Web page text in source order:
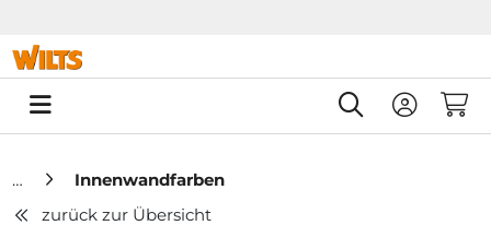
0
Innenwandfarben
zurück zur Übersicht